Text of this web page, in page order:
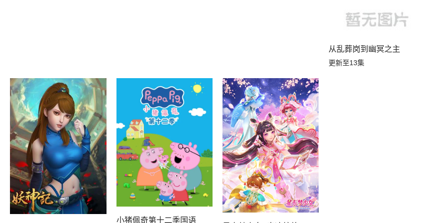
从乱葬岗到幽冥之主
更新至13集
小猪佩奇第十二季国语